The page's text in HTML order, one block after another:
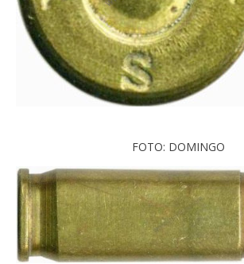
FOTO: DOMINGO